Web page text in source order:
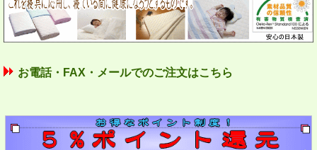
お電話・FAX・メールでのご注文はこちら